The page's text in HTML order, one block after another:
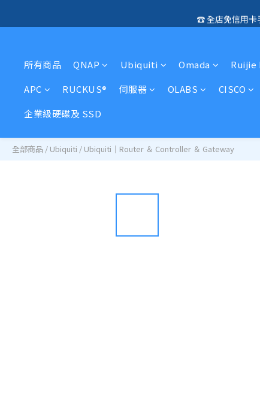
🛍️  全
☎️ 全店免信用
所有商品 QNAP Ubiquiti Omada Ruijie
APC
RUCKUS® 伺服器 OLABS CISCO
企業級硬碟及 SSD
全部商品 / Ubiquiti / Ubiquiti｜Router ＆ Controller ＆ Gateway